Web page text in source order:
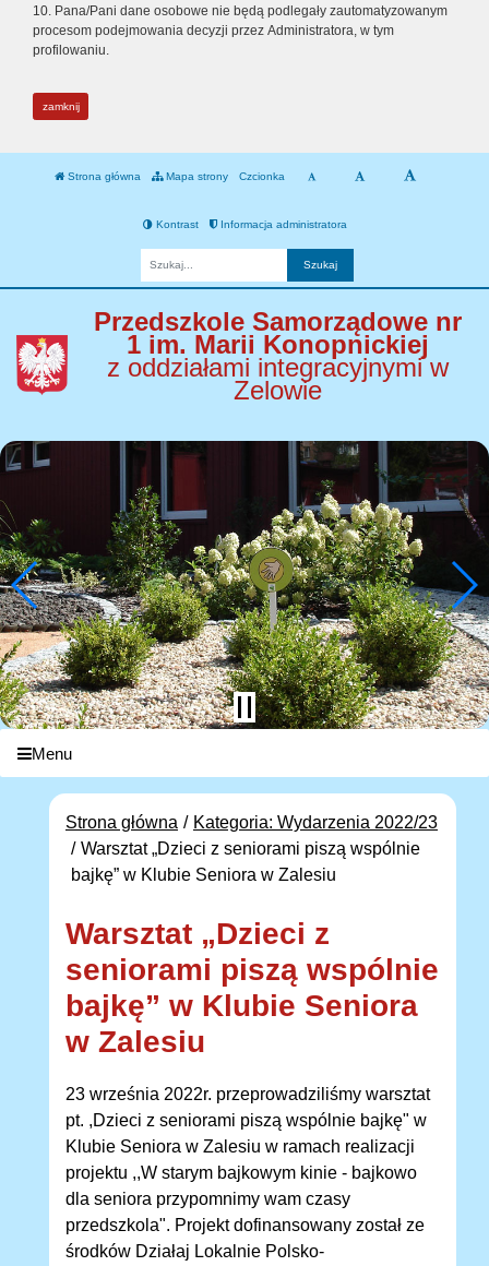
10. Pana/Pani dane osobowe nie będą podlegały zautomatyzowanym
procesom podejmowania decyzji przez Administratora, w tym
profilowaniu.
zamknij
Strona główna Mapa strony Czcionka
Kontrast Informacja administratora
Przedszkole Samorządowe nr
1 im. Marii Konopnickiej
z oddziałami integracyjnymi w
Zelowie
Menu
Strona główna
Kategoria: Wydarzenia 2022/23
Warsztat „Dzieci z seniorami piszą wspólnie
bajkę” w Klubie Seniora w Zalesiu
Warsztat „Dzieci z
seniorami piszą wspólnie
bajkę” w Klubie Seniora
w Zalesiu
23 września 2022r. przeprowadziliśmy warsztat
pt. ,Dzieci z seniorami piszą wspólnie bajkę" w
Klubie Seniora w Zalesiu w ramach realizacji
projektu ,,W starym bajkowym kinie - bajkowo
dla seniora przypomnimy wam czasy
przedszkola". Projekt dofinansowany został ze
środków Działaj Lokalnie Polsko-